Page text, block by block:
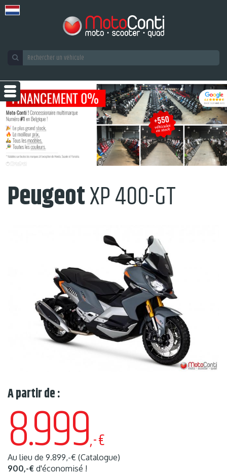
PeugeotXP 400-GT
A partir de :
8.999,-€
Au lieu de 9.899,-€ (Catalogue)
900,-€ d'économisé !